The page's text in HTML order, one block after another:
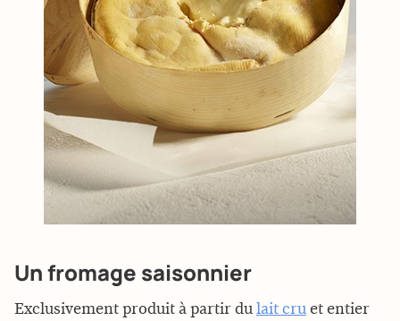
Un fromage saisonnier
Exclusivement produit à partir du lait cru et entier